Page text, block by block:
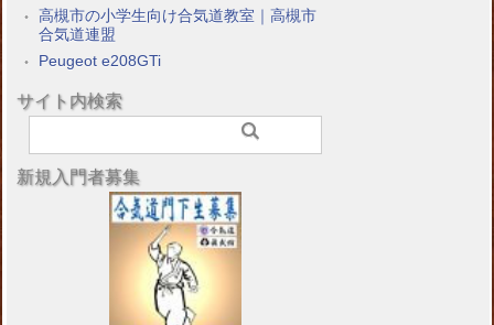
高槻市の小学生向け合気道教室｜高槻市
合気道連盟
Peugeot e208GTi
サイト内検索
新規入門者募集